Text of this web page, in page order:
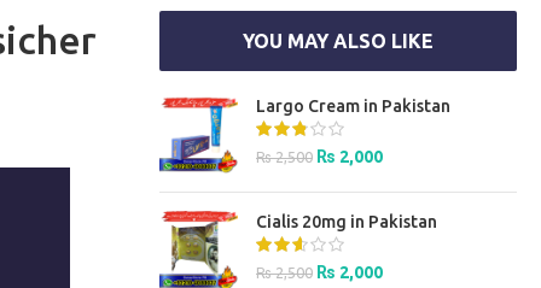
YOU MAY ALSO LIKE
Largo Cream in Pakistan
₨2,500 Original
₨ 2,500.
₨ 2,000Current
₨ 2,000.
Cialis 20mg in Pakistan
₨2,500 Original
₨ 2,000Current